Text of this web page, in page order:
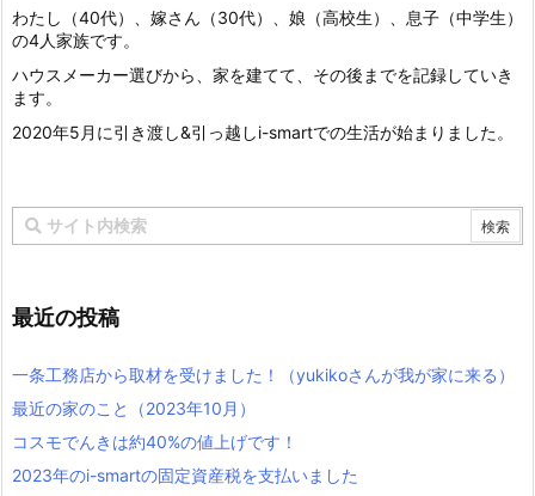
わたし（40代）、嫁さん（30代）、娘（高校生）、息子（中学生）
の4人家族です。
ハウスメーカー選びから、家を建てて、その後までを記録していき
ます。
2020年5月に引き渡し&引っ越しi-smartでの生活が始まりました。
最近の投稿
一条工務店から取材を受けました！（yukikoさんが我が家に来る）
最近の家のこと（2023年10月）
コスモでんきは約40%の値上げです！
2023年のi-smartの固定資産税を支払いました